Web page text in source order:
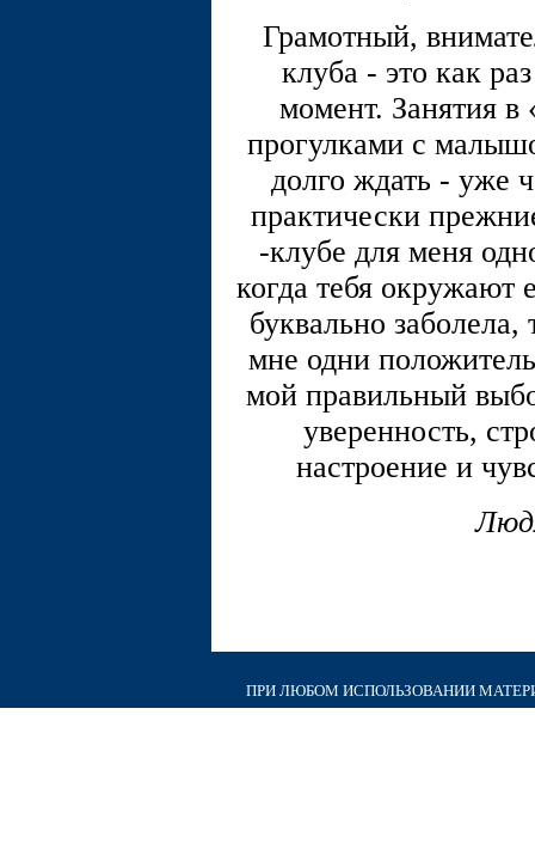
Грамотный,
клуба - это как
момент. Занятия
прогулками с
долго ждать - уже
практически
-клубе для меня
когда тебя
буквально заболела,
мне одни
мой правильный
уверенность,
настроение и
ПРИ ЛЮБОМ ИСПОЛЬЗОВАНИИ